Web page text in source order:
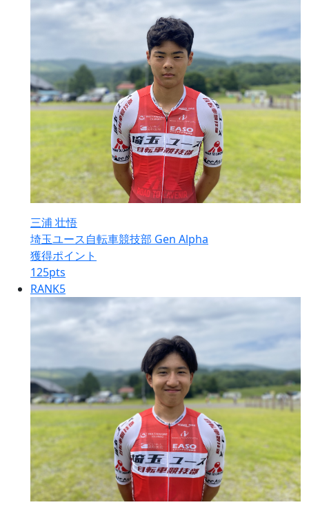
三浦 壮悟
埼玉ユース自転車競技部 Gen Alpha
獲得ポイント
125pts
RANK5